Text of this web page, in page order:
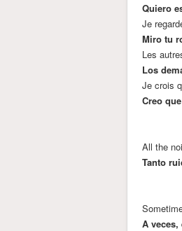
Quiero
Je
Miro tu
Les
Los
Je crois
Creo
All the
Tanto
A